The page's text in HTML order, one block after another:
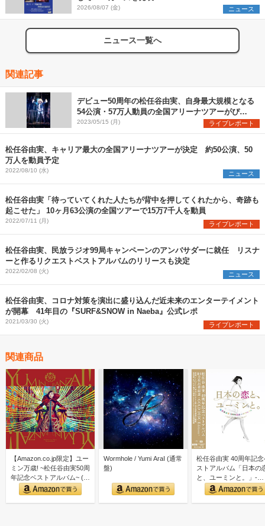
2026/08/07 (金) ニュース
ニュース一覧へ
関連記事
デビュー50周年の松任谷由実、自身最大規模となる
54公演・57万人動員の全国アリーナツアーがぴあ
アリーナMMで開幕
2023/05/15 (月) ライブレポート
松任谷由実、キャリア最大の全国アリーナツアーが決定 約50公演、50
万人を動員予定
2022/08/10 (水) ニュース
松任谷由実「待っていてくれた人たちが背中を押してくれたから、奇跡も
起こせた」 10ヶ月63公演の全国ツアーで15万7千人を動員
2022/07/11 (月) ライブレポート
松任谷由実、民放ラジオ99局キャンペーンのアンバサダーに就任 リスナ
ーと作るリクエストベストアルバムのリリースも決定
2022/02/08 (火) ニュース
松任谷由実、コロナ対策を演出に盛り込んだ近未来のエンターテイメント
が開幕 41年目の『SURF&SNOW in Naeba』公式レポ
2021/03/30 (火) ライブレポート
関連商品
【Amazon.co.jp限定】ユー
ミン万歳! ~松任谷由実50周
年記念ベストアルバム~ (初
回限…
Wormhole / Yumi AraI (通常
盤)
松任谷由実 40周年記念
ストアルバム「日本の
と、ユーミンと。」-
GOLD DISC Editi…